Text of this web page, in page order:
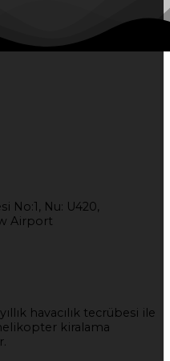
No:1, Nu: U420,
Airport
havacılık tecrübesi ile
kiralama